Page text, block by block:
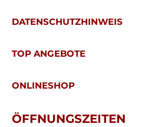
DATENSCHUTZHINWEIS
TOP ANGEBOTE
ONLINESHOP
ÖFFNUNGSZEITEN